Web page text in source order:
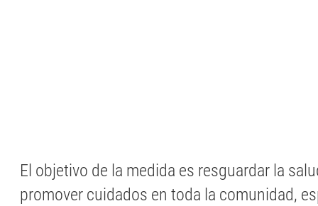
El objetivo de la medida es resguardar la
promover cuidados en toda la comunidad,